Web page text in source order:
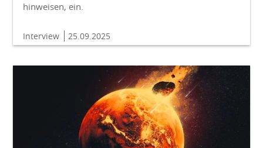
hinweisen, ein.
Interview 25.09.2025